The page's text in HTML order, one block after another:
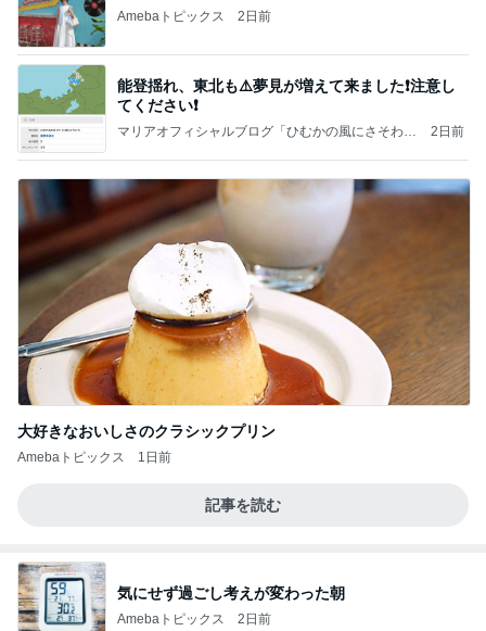
Amebaトピックス 2日前
能登揺れ、東北も⚠️夢見が増えて来ました❗️注意し
てください❗️
マリアオフィシャルブログ「ひむかの風にさそわれ
2日前
大好きなおいしさのクラシックプリン
Amebaトピックス 1日前
記事を読む
気にせず過ごし考えが変わった朝
Amebaトピックス 2日前